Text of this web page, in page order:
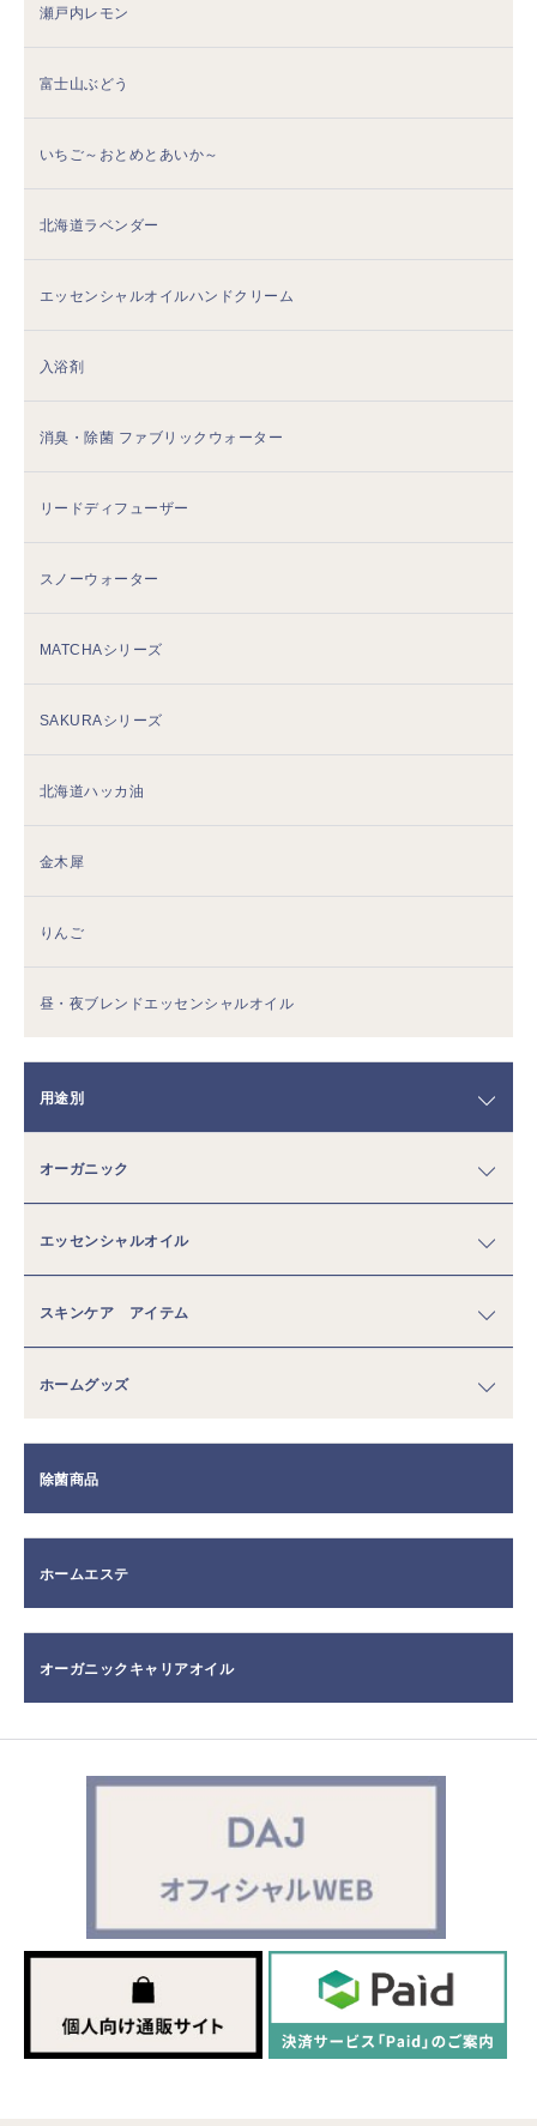
瀬戸内レモン
富士山ぶどう
いちご～おとめとあいか～
北海道ラベンダー
エッセンシャルオイルハンドクリーム
入浴剤
消臭・除菌 ファブリックウォーター
リードディフューザー
スノーウォーター
MATCHAシリーズ
SAKURAシリーズ
北海道ハッカ油
金木犀
りんご
昼・夜ブレンドエッセンシャルオイル
用途別
オーガニック
エッセンシャルオイル
スキンケア アイテム
ホームグッズ
除菌商品
ホームエステ
オーガニックキャリアオイル